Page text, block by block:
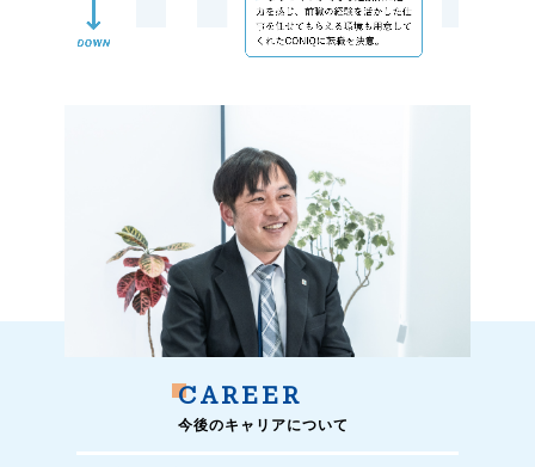
CAREER
今後のキャリアについて